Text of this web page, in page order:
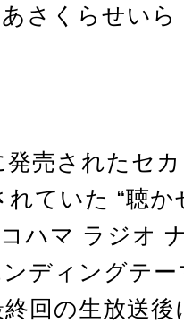
さくらせいら
発売されたセ
れていた “聴
コハマ ラジオ
ディングテ
回の生放送後